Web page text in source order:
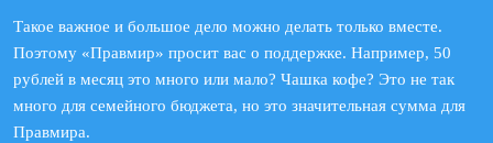
Такое важное и большое дело можно делать только вместе.
Поэтому «Правмир» просит вас о поддержке. Например, 50
рублей в месяц это много или мало? Чашка кофе? Это не так
много для семейного бюджета, но это значительная сумма для
Правмира.